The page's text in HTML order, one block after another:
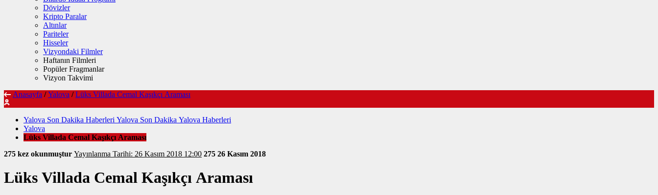
Dövizler
Kripto Paralar
Altınlar
Pariteler
Hisseler
Vizyondaki Filmler
Haftanın Filmleri
Popüler Fragmanlar
Vizyon Takvimi
Anasayfa / Yalova / Lüks Villada Cemal Kaşıkçı Araması
Yalova Son Dakika Haberleri Yalova Son Dakika Yalova Haberleri
Yalova
Lüks Villada Cemal Kaşıkçı Araması
275 kez okunmuştur
Yayınlanma Tarihi: 26 Kasım 2018 12:00 275 26 Kasım 2018
Lüks Villada Cemal Kaşıkçı Araması